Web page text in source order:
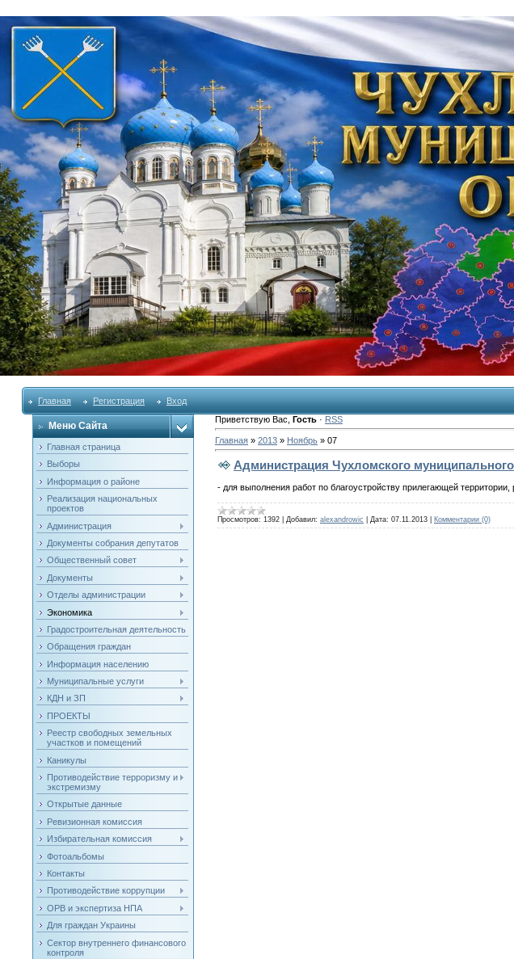
Главная Регистрация Вход
Меню Сайта
Главная страница
Выборы
Информация о районе
Реализация национальных
проектов
Администрация
Документы собрания депутатов
Общественный совет
Документы
Отделы администрации
Экономика
Градостроительная деятельность
Обращения граждан
Информация населению
Муниципальные услуги
КДН и ЗП
ПРОЕКТЫ
Реестр свободных земельных
участков и помещений
Каникулы
Противодействие терроризму и
экстремизму
Открытые данные
Ревизионная комиссия
Избирательная комиссия
Фотоальбомы
Контакты
Противодействие коррупции
ОРВ и экспертиза НПА
Для граждан Украины
Сектор внутреннего финансового
контроля
Приветствую Вас Гость· RSS
Главная» 2013 » Ноябрь » 07
Администрация Чухломского
- длявыполнения работ по благоустройству прилегающей территории,
Просмотров: 1392 Добавил: alexandrowic Дата: 07.11.2013 Комментарии (0)